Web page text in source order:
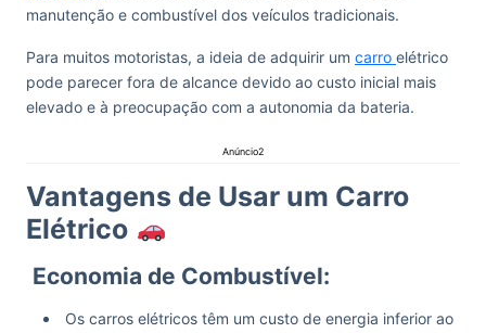
manutenção e combustível dos veículos tradicionais.
Para muitos motoristas, a ideia de adquirir um carro elétrico
pode parecer fora de alcance devido ao custo inicial mais
elevado e à preocupação com a autonomia da bateria.
Anúncio2
Vantagens de Usar um Carro
Elétrico
Economia de Combustível:
Os carros elétricos têm um custo de energia inferior ao